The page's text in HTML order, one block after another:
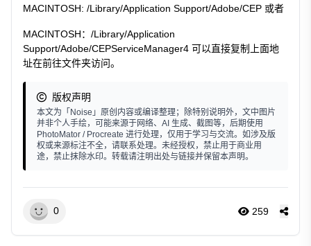
MACINTOSH: /Library/Application Support/Adobe/CEP 或者
MACINTOSH：/Library/Application
Support/Adobe/CEPServiceManager4 可以直接复制上面地
址在前往文件夹访问。
版权声明
本文为「Noise」原创内容或编译整理；除特别说明外，文中图片
并非个人手绘，可能来源于网络、AI 生成、截图等，后期使用
PhotoMator / Procreate 进行处理，仅用于学习与交流。如涉及版
权或来源标注不全，请联系处理。未经授权，禁止用于商业用
途，禁止抹除水印。转载请注明出处与链接并保留本声明。
0 259